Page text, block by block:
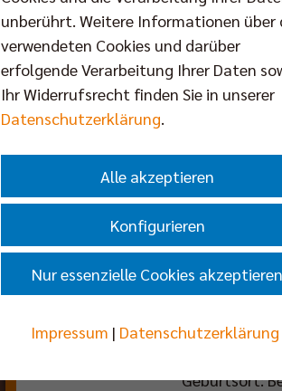
Maximilian
Position:
Geburtstag:
Geburtsort:
unberührt. Weitere Informationen über
verwendeten Cookies und darüber
erfolgende Verarbeitung Ihrer Daten
Ihr Widerrufsrecht finden Sie in unserer
Datenschutzerklärung.
Alle akzeptieren
Konfigurieren
Nur essenzielle Cookies akzeptieren
Impressum | Datenschutzerklärung